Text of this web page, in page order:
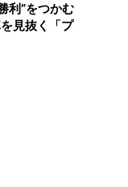
利”をつかむ
見抜く「プ